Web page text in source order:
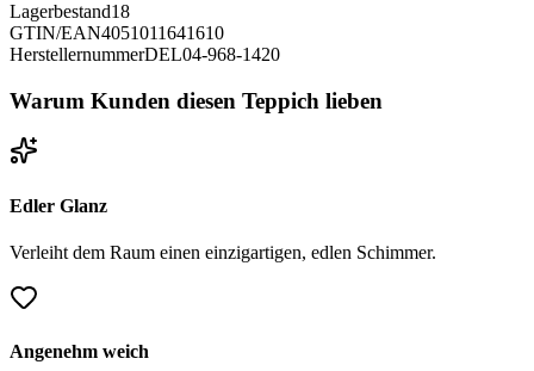
Lagerbestand18
GTIN/EAN4051011641610
HerstellernummerDEL04-968-1420
Warum Kunden diesen Teppich lieben
Edler Glanz
Verleiht dem Raum einen einzigartigen, edlen Schimmer.
Angenehm weich